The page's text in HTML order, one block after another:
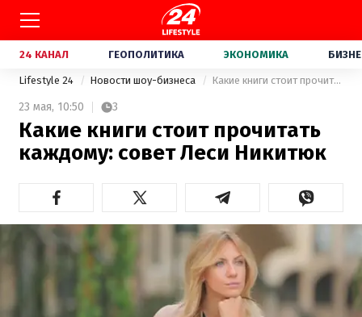
24 КАНАЛ ГЕОПОЛИТИКА ЭКОНОМИКА
Lifestyle 24 Новости шоу-бизнеса Какие книги стоит прочитать каждому: совет Леси Никитюк
23 мая, 10:50 3
Какие книги стоит прочитать
каждому: совет Леси Никитюк